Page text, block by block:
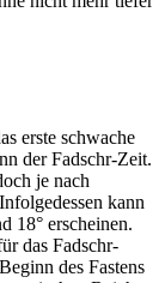
erste schwache
der Fadschr-Zeit.
je nach
kann
18° erscheinen.
das Fadschr-
des Fastens